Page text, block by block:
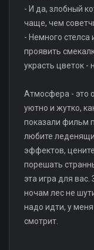
- И да, злобный
чаще, чем
- Немного стелса
проявить
украсть цветок -
Атмосфера - это
уютно и жутко,
показали фильм
любите
эффектов,
порешать
эта игра для
ночам лес не
надо идти, у
смотрит.